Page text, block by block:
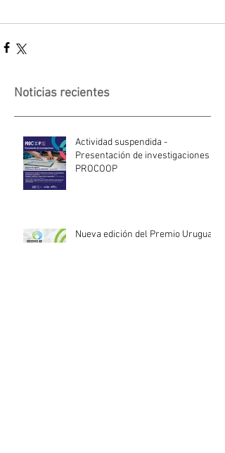
Noticias recientes
Actividad suspendida -
Presentación de investigaciones -
PROCOOP
Nueva edición del Premio Uruguay